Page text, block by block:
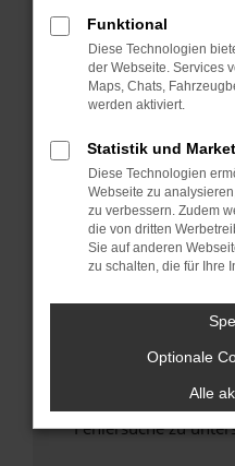
Fenster?
Starte dein Gerät
Das kann
Probleme zu beheben.
Betriebssystem
sind.
Veraltete Software
Sicherheitsrisiko,
führen, dass
unterstützt werden.
Wende dich an
Wenn du alle oben
hast, kontaktiere
uns diesen Text
Fehlersuche zu
Funktional
Diese Technologien
der Webseite. Services
Maps, Chats,
werden aktiviert.
Statistik und
Diese Technologien
Webseite zu
zu verbessern. Zudem
die von dritten
Sie auf anderen
zu schalten, die für Ihre
Optionale
Alle